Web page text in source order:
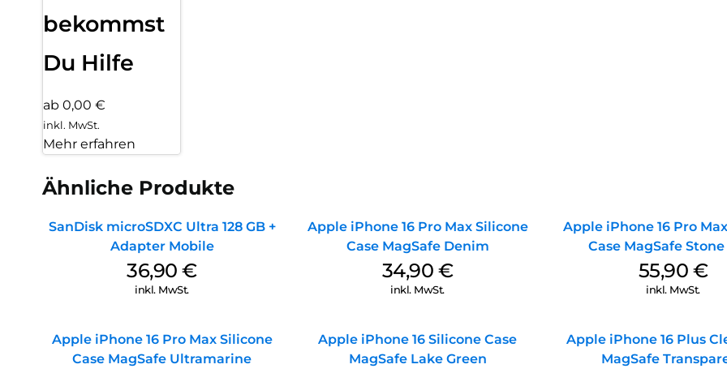
bekommst
Du Hilfe
ab 0,00 €
inkl. MwSt.
Mehr erfahren
Ähnliche Produkte
SanDisk microSDXC Ultra 128 GB +
Adapter Mobile
36,90€
inkl. MwSt.
Apple iPhone 16 Pro Max Silicone
Case MagSafe Denim
34,90 €
inkl. MwSt.
Apple iPhone 16 Pro
Case MagSafe Stone
55,90 €
inkl. MwSt.
Apple iPhone 16 Pro Max Silicone
Case MagSafe Ultramarine
Apple iPhone 16 Silicone Case
MagSafe Lake Green
Apple iPhone 16 Plus
MagSafe